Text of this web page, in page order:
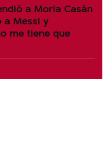
a Moria Casán
a Messi y
me tiene que